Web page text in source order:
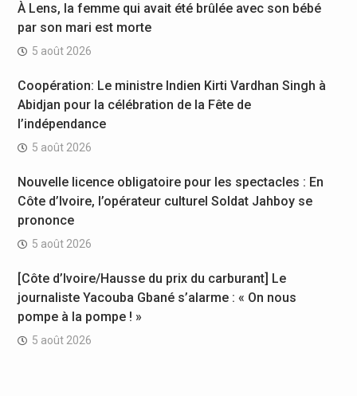
À Lens, la femme qui avait été brûlée avec son bébé
par son mari est morte
5 août 2026
Coopération: Le ministre Indien Kirti Vardhan Singh à
Abidjan pour la célébration de la Fête de
l’indépendance
5 août 2026
Nouvelle licence obligatoire pour les spectacles : En
Côte d’Ivoire, l’opérateur culturel Soldat Jahboy se
prononce
5 août 2026
[Côte d’Ivoire/Hausse du prix du carburant] Le
journaliste Yacouba Gbané s’alarme : « On nous
pompe à la pompe ! »
5 août 2026